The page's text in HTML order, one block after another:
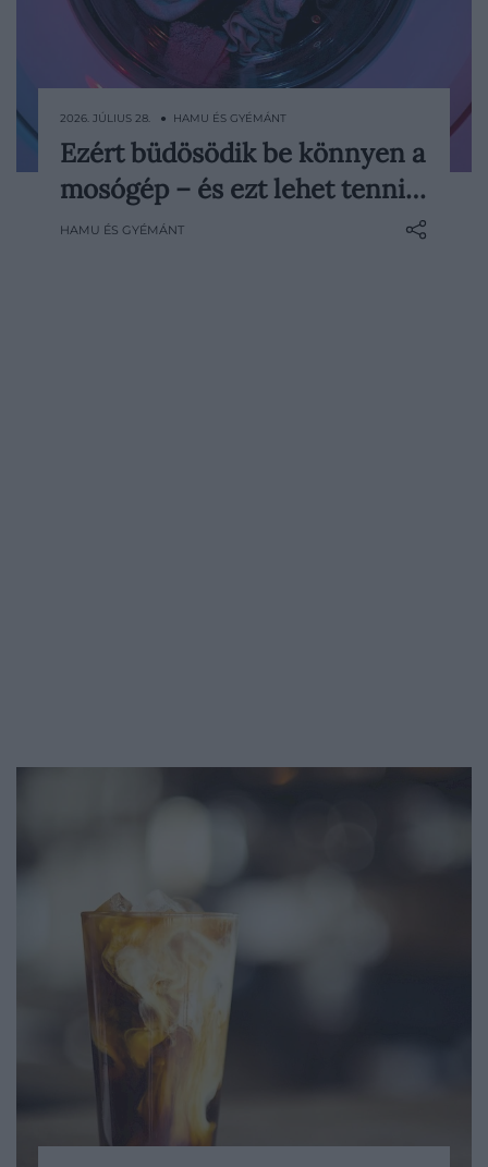
A mosógép egész héten tisztít, közben
mégis meglepően könnyen koszossá
válik: elég túlzásba vinni a mosószert,
2026. JÚLIUS 28. ● HAMU ÉS GYÉMÁNT
Ezért büdösödik be könnyen a
mosógép – és ezt lehet tenni…
HAMU ÉS GYÉMÁNT